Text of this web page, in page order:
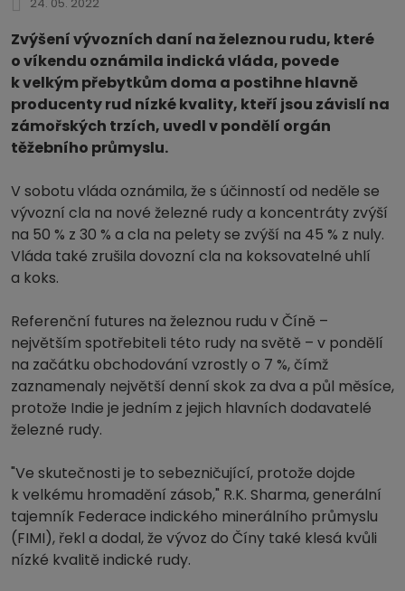
Zvýšení vývozních daní na železnou rudu, které
o víkendu oznámila indická vláda, povede
k velkým přebytkům doma a postihne hlavně
producenty rud nízké kvality, kteří jsou závislí na
zámořských trzích, uvedl v pondělí orgán
těžebního průmyslu.
V sobotu vláda oznámila, že s účinností od neděle se
vývozní cla na nové železné rudy a koncentráty zvýší
na 50 % z 30 % a cla na pelety se zvýší na 45 % z nuly.
Vláda také zrušila dovozní cla na koksovatelné uhlí
a koks.
Referenční futures na železnou rudu v Číně –
největším spotřebiteli této rudy na světě – v pondělí
na začátku obchodování vzrostly o 7 %, čímž
zaznamenaly největší denní skok za dva a půl měsíce,
protože Indie je jedním z jejich hlavních dodavatelé
železné rudy.
"Ve skutečnosti je to sebezničující, protože dojde
k velkému hromadění zásob," R.K. Sharma, generální
tajemník Federace indického minerálního průmyslu
(FIMI), řekl a dodal, že vývoz do Číny také klesá kvůli
nízké kvalitě indické rudy.